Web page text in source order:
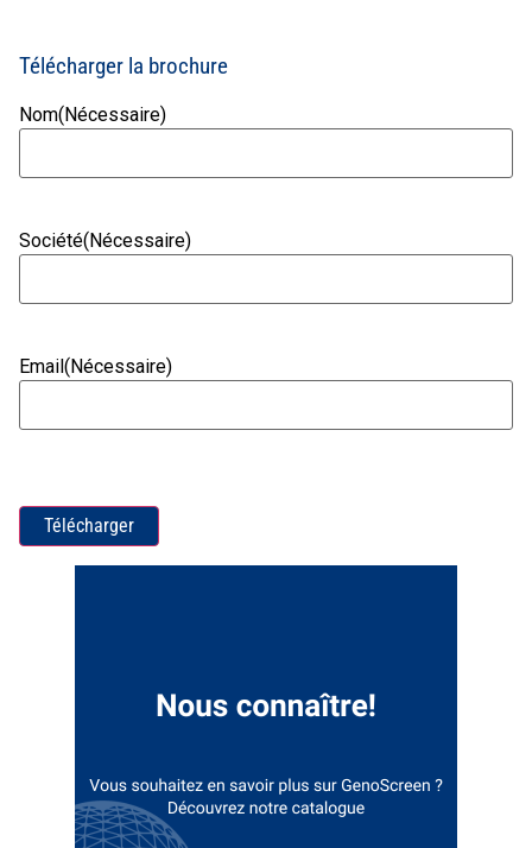
Télécharger la brochure
Nom(Nécessaire)
Société(Nécessaire)
Email (Nécessaire)